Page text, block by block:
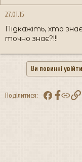
е
я
27.01.15
Підкажіть, хто
точно знає?!!!
Ви повинні
Поділитися: